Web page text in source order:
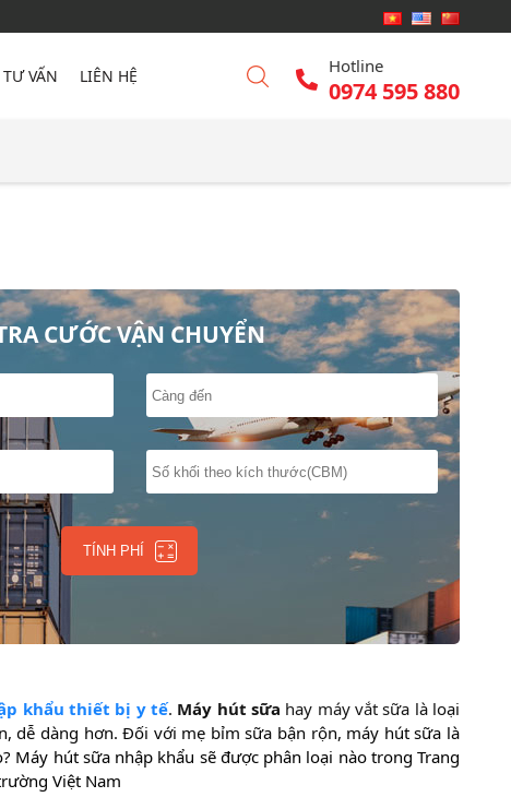
TƯ VẤN LIÊN HỆ Hotline
0974 595 880
CƯỚC VẬN CHUYỂN
TÍNH PHÍ
khẩu thiết bị y tế. Máy hút sữa hay máy vắt sữa là loại
dễ dàng hơn. Đối với mẹ bỉm sữa bận rộn, máy hút sữa là
Máy hút sữa nhập khẩu sẽ được phân loại nào trong Trang
Việt Nam